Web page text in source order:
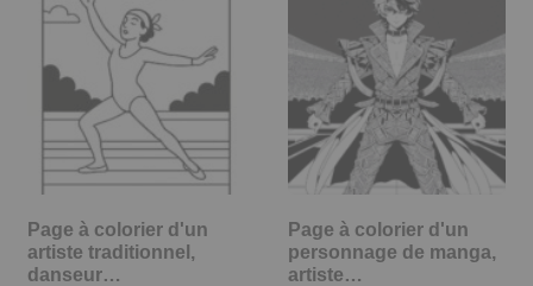
Page à colorier d'un
artiste traditionnel,
danseur…
Page à colorier d'un
personnage de manga,
artiste…